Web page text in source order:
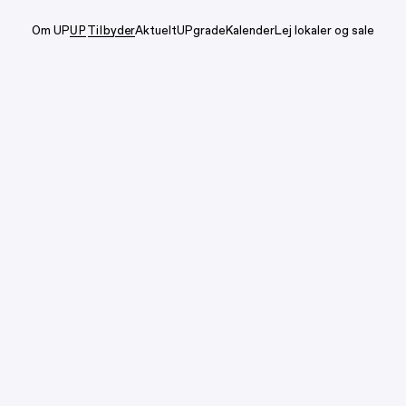
Om UPUP TilbyderAktueltUPgradeKalenderLej lokaler og sale